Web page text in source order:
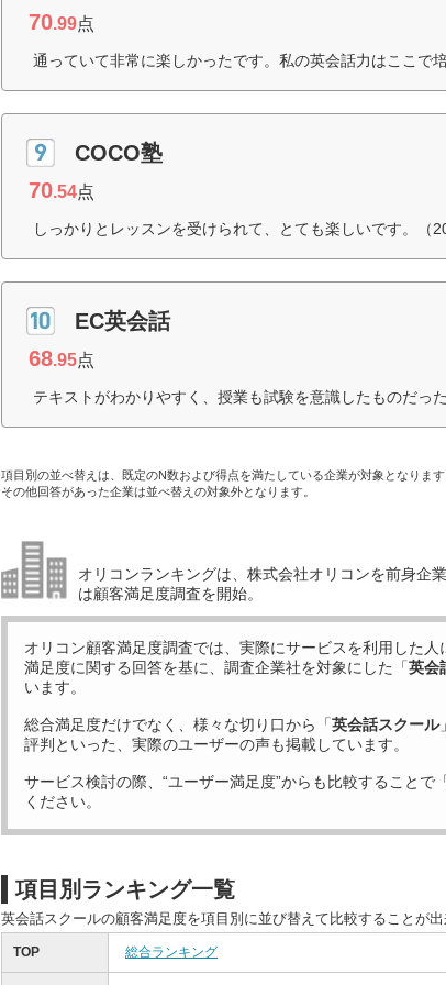
70.99点
通っていて非常に楽しかったです。私の英会話力はここで
COCO塾
70.54点
しっかりとレッスンを受けられて、とても楽しいです。（
EC英会話
68.95点
テキストがわかりやすく、授業も試験を意識したものだった
項目別の並べ替えは、既定のN数および得点を満たしている企業が対象となります
その他回答があった企業は並べ替えの対象外となります。
オリコンランキングは、株式会社オリコンを前身企
は顧客満足度調査を開始。
オリコン顧客満足度調査では、実際にサービスを利用した 人
満足度に関する回答を基に、調査企業社を対象にした「英会
います。
総合満足度だけでなく、様々な切り口から「英会話スクール
評判といった、実際のユーザーの声も掲載しています。
サービス検討の際、“ユーザー満足度”からも比較することで
ください。
項目別ランキング一覧
英会話スクールの顧客満足度を項目別に並び替えて比較することが出
TOP 総合ランキング